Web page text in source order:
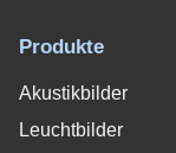
Produkte
Akustikbilder
Leuchtbilder